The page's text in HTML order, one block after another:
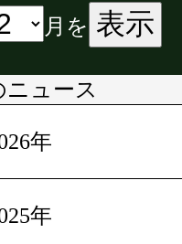
月を 表示
ニュース
年
年